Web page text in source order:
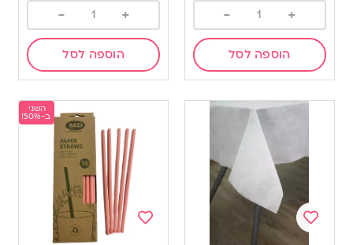
+
-
הוספה לסל
+
-
הוספה לסל
השני
ב-50%!